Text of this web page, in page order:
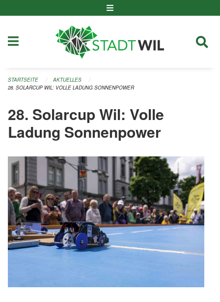
STARTSEITE
AKTUELLES
28. SOLARCUP WIL: VOLLE LADUNG SONNENPOWER
28. Solarcup Wil: Volle
Ladung Sonnenpower